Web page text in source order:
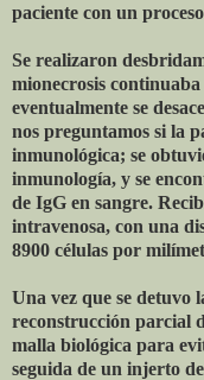
paciente con un
Se realizaron
mionecrosis
eventualmente se
nos preguntamos si la
inmunológica; se
inmunología, y se
de IgG en sangre.
intravenosa, con una
8900 células por
Una vez que se detuvo
reconstrucción parcial
malla biológica para
seguida de un injerto